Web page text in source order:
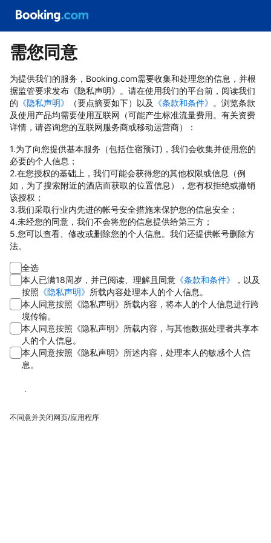
需您同意
为提供我们的服务，Booking.com需要收集和处理您的信息，并根
据监管要求发布《隐私声明》。请在使用我们的平台前，阅读我们
的 《隐私声明》 （要点摘要如下）以及 《条款和条件》 。浏览条款
及使用产品均需要使用互联网（可能产生标准流量费用。有关资费
详情，请咨询您的互联网服务商或移动运营商）：
1.为了向您提供基本服务（包括住宿预订)，我们会收集并使用您的
必要的个人信息；
2.在您授权的基础上，我们可能会获得您的其他权限或信息（例
如，为了搜索附近的酒店而获取的位置信息），您有权拒绝或撤销
该授权；
3.我们采取行业内先进的帐号安全措施来保护您的信息安全；
4.未经您的同意，我们不会将您的信息提供给第三方；
5.您可以查看、修改或删除您的个人信息。我们还提供帐号删除方
法。
全选
本人已满18周岁，并已阅读、理解且同意 《条款和条件》
，以及
按照 《隐私声明》 所载内容处理本人的个人信息。
本人同意按照《隐私声明》所载内容，将本人的个人信息进行跨
境传输。
本人同意按照《隐私声明》所载内容，与其他数据处理者共享本
人的个人信息。
本人同意按照《隐私声明》所述内容，处理本人的敏感个人信
息。
同意
不同意并关闭网页/应用程序